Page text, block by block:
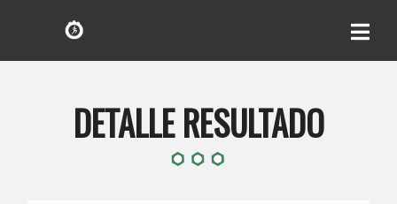
DETALLE RESULTADO